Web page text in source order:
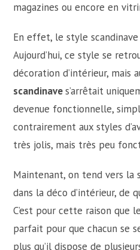
magazines ou encore en
En effet, le style
Aujourd’hui, ce style se
décoration d’intérieur, mais
scandinaves’arrêtait
devenue fonctionnelle,
contrairement aux styles
très jolis, mais très peu
Maintenant, on tend vers
dans la déco d’intérieur, de
C’est pour cette raison que
parfait pour que chacun se
plus qu’il dispose de